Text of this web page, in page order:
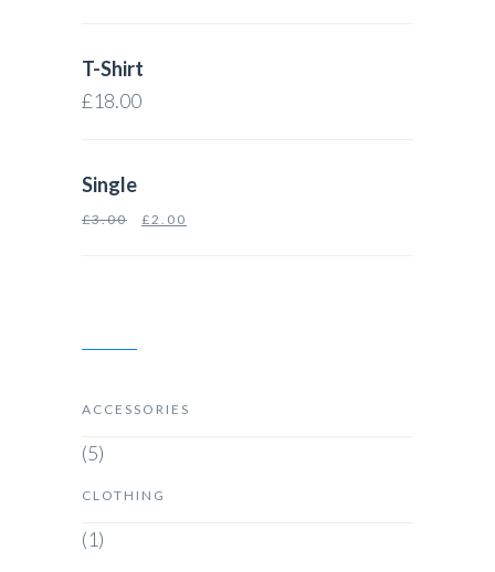
T-Shirt
£18.00
Single
£3.00 £2.00
ACCESSORIES
(5)
CLOTHING
(1)